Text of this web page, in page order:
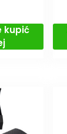
kupić